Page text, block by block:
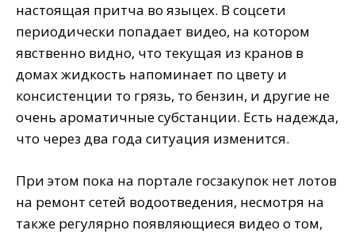
настоящая притча во языцех. В соцсети
периодически попадает видео, на котором
явственно видно, что текущая из кранов в
домах жидкость напоминает по цвету и
консистенции то грязь, то бензин, и другие не
очень ароматичные субстанции. Есть надежда,
что через два года ситуация изменится.
При этом пока на портале госзакупок нет лотов
на ремонт сетей водоотведения, несмотря на
также регулярно появляющиеся видео о том,